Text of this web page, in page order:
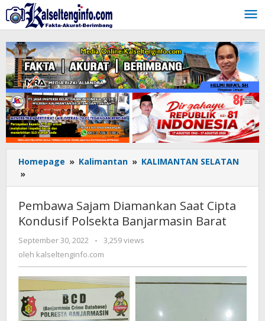
Lewati
ke
konten
Homepage » Kalimantan » KALIMANTAN SELATAN
»
Sajam
Diamankan
Saat
Cipta
Kondusif
Polsekta
Banjarmasin
Pembawa Sajam Diamankan Saat Cipta
Kondusif Polsekta Banjarmasin Barat
September 30, 2022
oleh
kalseltenginfo.com
-
3,259 views
oleh kalseltenginfo.com